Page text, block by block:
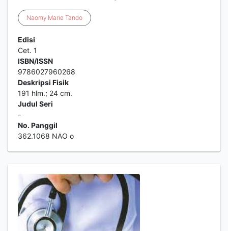
Naomy Marie Tando
Edisi
Cet. 1
ISBN/ISSN
9786027960268
Deskripsi Fisik
191 hlm.; 24 cm.
Judul Seri
-
No. Panggil
362.1068 NAO o